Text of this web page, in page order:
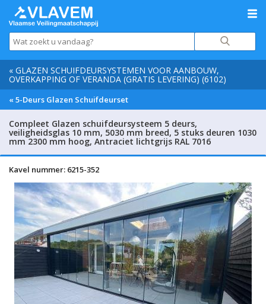
« GLAZEN SCHUIFDEURSYSTEMEN VOOR AANBOUW,
OVERKAPPING OF VERANDA (GRATIS LEVERING) (6102)
« 5-Deurs Glazen Schuifdeurset
Compleet Glazen schuifdeursysteem 5 deurs,
veiligheidsglas 10 mm, 5030 mm breed, 5 stuks deuren 1030
mm 2300 mm hoog, Antraciet lichtgrijs RAL 7016
Kavel nummer: 6215-352